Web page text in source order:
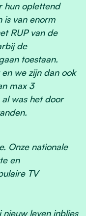
hun oplettend
is van enorm
RUP van de
de
toestaan.
we zijn dan ook
max 3
was het door
Onze nationale
en
TV
leven inblies